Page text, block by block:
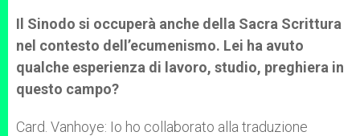
Il Sinodo si occuperà anche della Sacra Scrittura
nel contesto dell’ecumenismo. Lei ha avuto
qualche esperienza di lavoro, studio, preghiera in
questo campo?
Card. Vanhoye: Io ho collaborato alla traduzione